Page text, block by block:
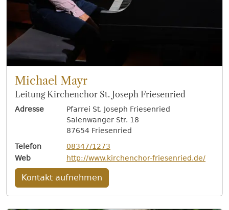
Michael Mayr
Leitung Kirchenchor St. Joseph Friesenried
Adresse
Pfarrei St. Joseph Friesenried
Salenwanger Str. 18
87654 Friesenried
Telefon
08347/1273
Web
http://www.kirchenchor-friesenried.de/
Kontakt aufnehmen